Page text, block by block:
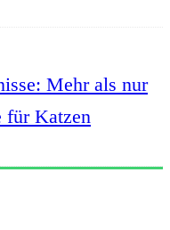
Mehr als nur
für Katzen